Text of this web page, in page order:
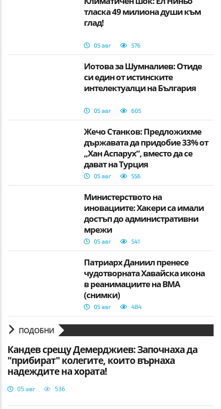
тласка 49 милиона души към
глад!
05 авг 576
Йотова за Шумналиев: Отиде
си един от истинските
интелектуалци на България
05 авг 605
Жечо Станков: Предложихме
държавата да придобие 33% от
„Хан Аспарух“, вместо да се
дават на Турция
05 авг 556
Министерството на
иновациите: Хакери са имали
достъп до административни
мрежи
05 авг 541
Патриарх Даниил пренесе
чудотворната Хавайска икона
в реанимациите на ВМА
(снимки)
05 авг 484
ПОДОБНИ
Кандев срещу Демерджиев: Започнаха да
"прибират" колегите, които върнаха
надеждите на хората!
05 авг 536